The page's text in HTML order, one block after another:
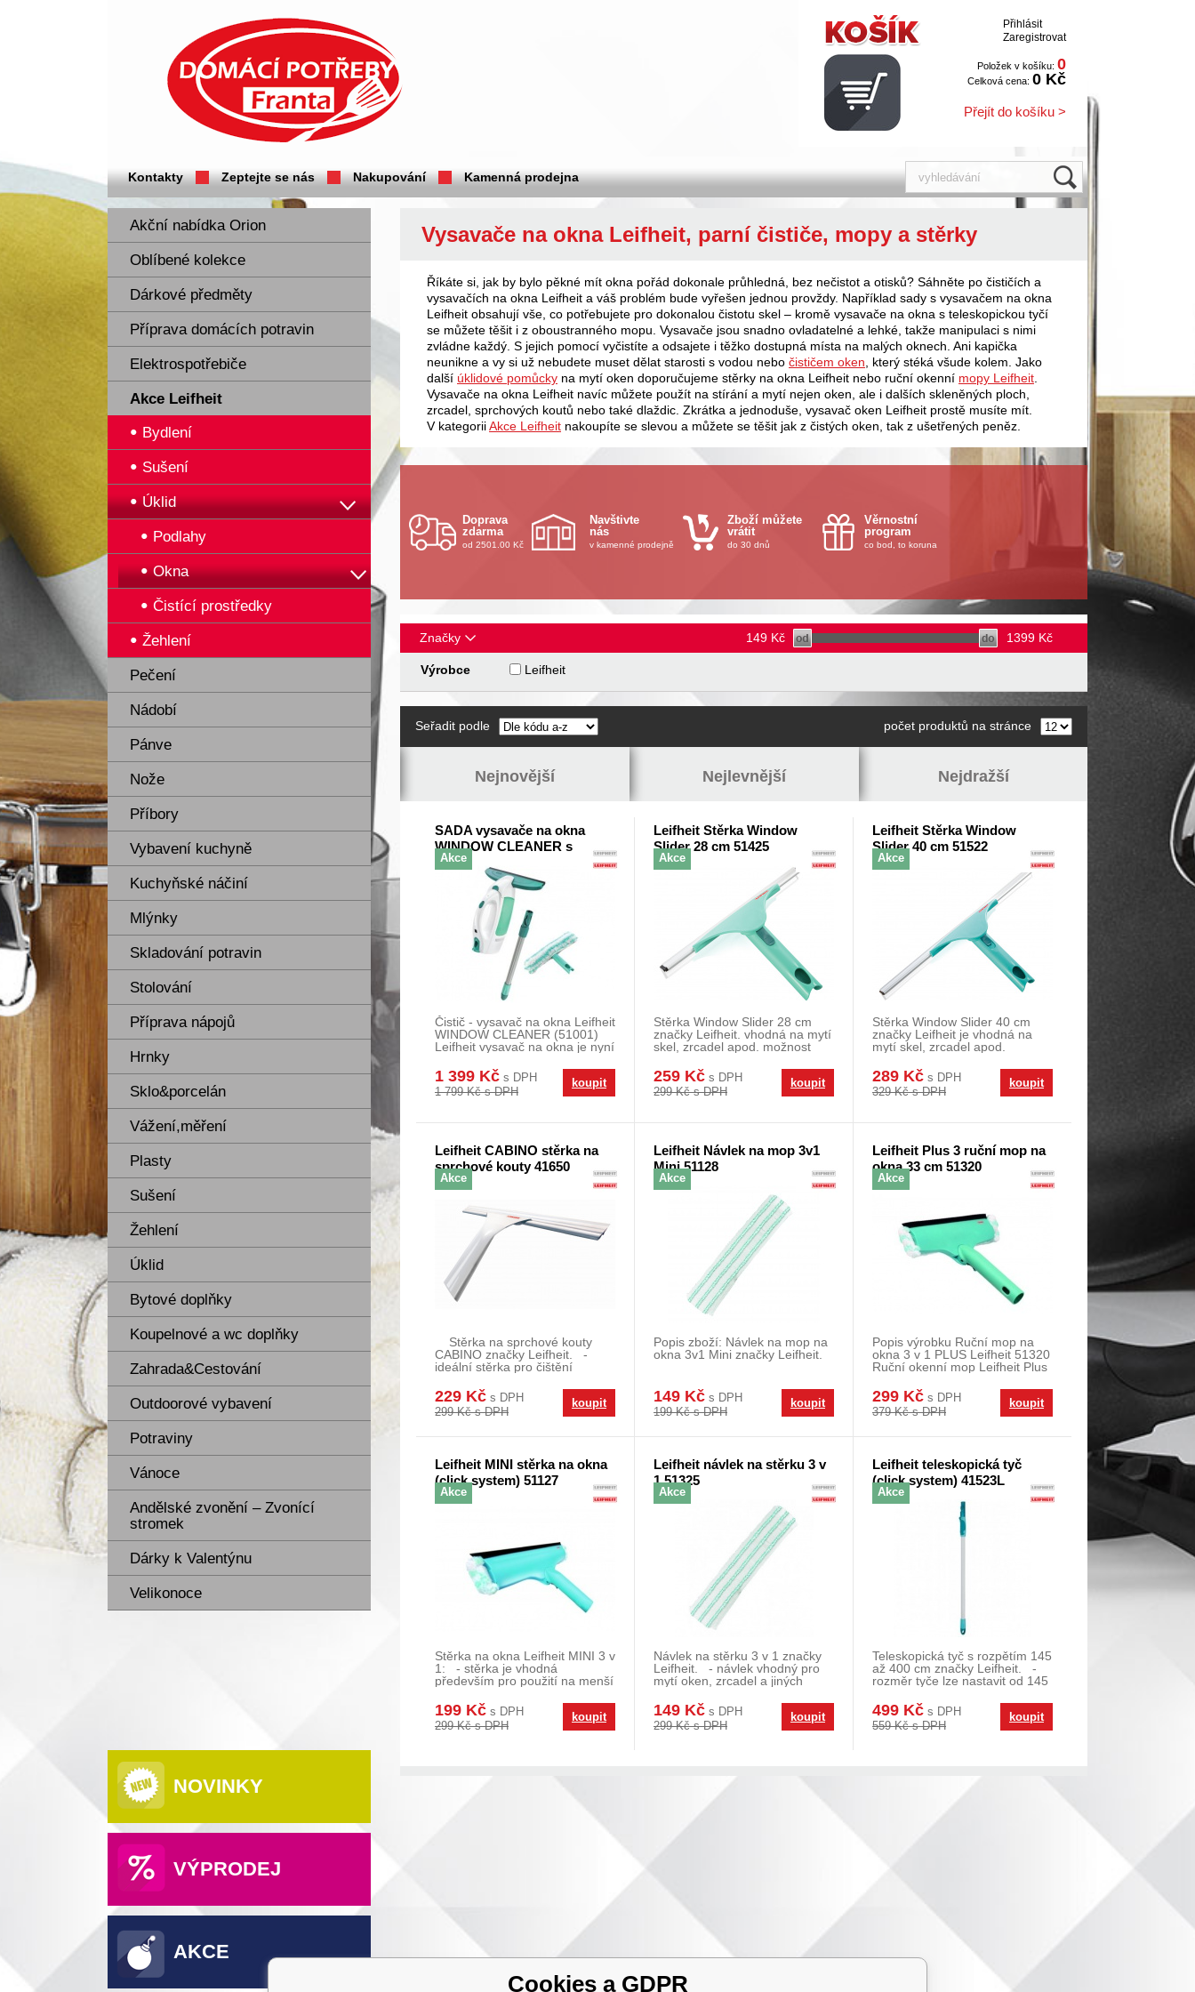
Přihlásit
Zaregistrovat
Položek v košíku: 0
Celková cena: 0 Kč
Přejít do košíku >
Kontakty Zeptejte se nás Nakupování Kamenná prodejna
Akční nabídka Orion
Oblíbené kolekce
Dárkové předměty
Příprava domácích potravin
Elektrospotřebiče
Akce Leifheit
Bydlení
Sušení
Úklid
Podlahy
Okna
Čistící prostředky
Žehlení
Pečení
Nádobí
Pánve
Nože
Příbory
Vybavení kuchyně
Kuchyňské náčiní
Mlýnky
Skladování potravin
Stolování
Příprava nápojů
Hrnky
Sklo&porcelán
Vážení,měření
Plasty
Sušení
Žehlení
Úklid
Bytové doplňky
Koupelnové a wc doplňky
Zahrada&Cestování
Outdoorové vybavení
Potraviny
Vánoce
Andělské zvonění – Zvonící
stromek
Dárky k Valentýnu
Velikonoce
NOVINKY
VÝPRODEJ
AKCE
Vysavače na okna Leifheit, parní čističe, mopy a stěrky
Říkáte si, jak by bylo pěkné mít okna pořád dokonale průhledná, bez nečistot a otisků? Sáhněte po čističích a
vysavačích na okna Leifheit a váš problém bude vyřešen jednou provždy. Například sady s vysavačem na okna
Leifheit obsahují vše, co potřebujete pro dokonalou čistotu skel – kromě vysavače na okna s teleskopickou tyčí
se můžete těšit i z oboustranného mopu. Vysavače jsou snadno ovladatelné a lehké, takže manipulaci s nimi
zvládne každý. S jejich pomocí vyčistíte a odsajete i těžko dostupná místa na malých oknech. Ani kapička
neunikne a vy si už nebudete muset dělat starosti s vodou nebo čističem oken , který stéká všude kolem. Jako
další úklidové pomůcky na mytí oken doporučujeme stěrky na okna Leifheit nebo ruční okenní mopy Leifheit
Vysavače na okna Leifheit navíc můžete použít na stírání a mytí nejen oken, ale i dalších skleněných ploch,
zrcadel, sprchových koutů nebo také dlaždic. Zkrátka a jednoduše, vysavač oken Leifheit prostě musíte mít.
V kategoriiAkce Leifheit nakoupíte se slevou a můžete se těšit jak z čistých oken, tak z ušetřených peněz.
Doprava
zdarma
od 2501.00 Kč
Navštivte
nás
v kamenné prodejně
Zboží můžete
vrátit
do 30 dnů
Věrnostní
program
co bod, to koruna
149 Kč 1399 Kč
Značky
Výrobce Leifheit
Seřadit podle počet produktů na stránce
Nejnovější Nejlevnější Nejdražší
Akce
SADA vysavače na okna
WINDOW CLEANER s
násadou 43 cm a ručního
oboustranného mopu na
okna - CLICK System
LEIFHEIT 51003
Čistič - vysavač na okna Leifheit
WINDOW CLEANER (51001)
Leifheit vysavač na okna je nyní
1 399 Kč s DPH
1 799 Kč s DPH
koupit
Akce
Leifheit Stěrka Window
Slider 28 cm 51425
Stěrka Window Slider 28 cm
značky Leifheit. vhodná na mytí
skel, zrcadel apod. možnost
259 Kč s DPH
299 Kč s DPH
koupit
Akce
Leifheit Stěrka Window
Slider 40 cm 51522
Stěrka Window Slider 40 cm
značky Leifheit je vhodná na
mytí skel, zrcadel apod.
289 Kč s DPH
329 Kč s DPH
koupit
Akce
Leifheit CABINO stěrka na
sprchové kouty 41650
Stěrka na sprchové kouty
CABINO značky Leifheit. -
ideální stěrka pro čištění
229 Kč s DPH
299 Kč s DPH
koupit
Akce
Leifheit Návlek na mop 3v1
Mini 51128
Popis zboží: Návlek na mop na
okna 3v1 Mini značky Leifheit.
149 Kč s DPH
199 Kč s DPH
koupit
Akce
Leifheit Plus 3 ruční mop na
okna 33 cm 51320
Popis výrobku Ruční mop na
okna 3 v 1 PLUS Leifheit 51320
Ruční okenní mop Leifheit Plus
299 Kč s DPH
379 Kč s DPH
koupit
Akce
Leifheit MINI stěrka na okna
(click system) 51127
Stěrka na okna Leifheit MINI 3 v
1: - stěrka je vhodná
především pro použití na menší
199 Kč s DPH
299 Kč s DPH
koupit
Akce
Leifheit návlek na stěrku 3 v
1 51325
Návlek na stěrku 3 v 1 značky
Leifheit. - návlek vhodný pro
mytí oken, zrcadel a jiných
149 Kč s DPH
299 Kč s DPH
koupit
Akce
Leifheit teleskopická tyč
(click system) 41523L
Teleskopická tyč s rozpětím 145
až 400 cm značky Leifheit. -
rozměr tyče lze nastavit od 145
499 Kč s DPH
559 Kč s DPH
koupit
Cookies a GDPR